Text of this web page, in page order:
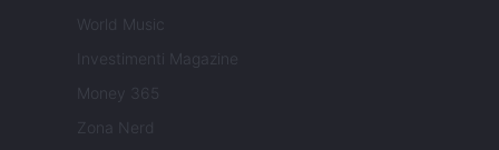
World Music
Investimenti Magazine
Money 365
Zona Nerd